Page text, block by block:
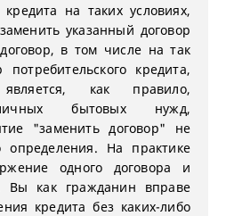
на таких условиях,
указанный договор
в том числе на так
кредита,
как правило,
личных бытовых нужд,
"заменить договор" не
определения. На практике
одного договора и
Вы как гражданин вправе
кредита без каких-либо